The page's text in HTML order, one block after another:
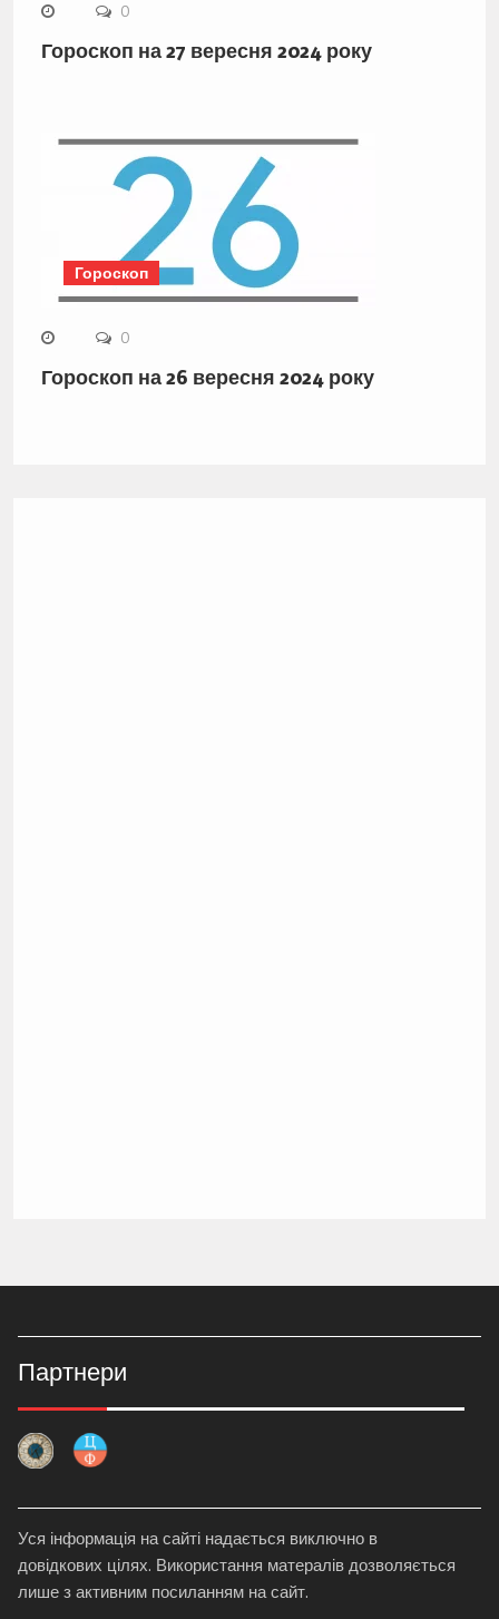
0
Гороскоп на 27 вересня 2024 року
Гороскоп
0
Гороскоп на 26 вересня 2024 року
Партнери
Уся інформація на сайті надається виключно в
довідкових цілях. Використання матералів дозволяється
лише з активним посиланням на сайт.